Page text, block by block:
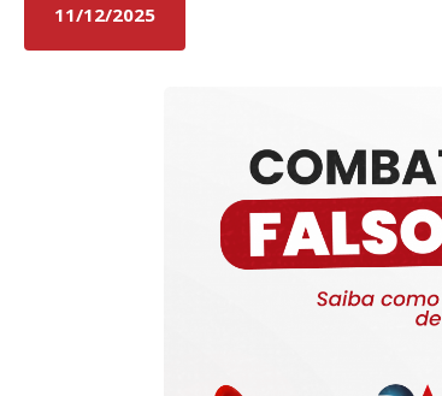
11/12/2025